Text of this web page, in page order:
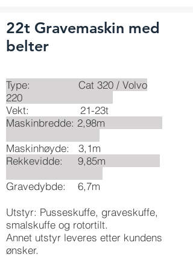
22t Gravemaskin med
belter
Type: Cat 320 / Volvo
220
Vekt: 21-23t
Maskinbredde: 2,98m
Maskinhøyde: 3,1m
Rekkevidde: 9,85m
Gravedybde: 6,7m
Utstyr: Pusseskuffe, graveskuffe,
smalskuffe og rotortilt.
Annet utstyr leveres etter kundens
ønsker.